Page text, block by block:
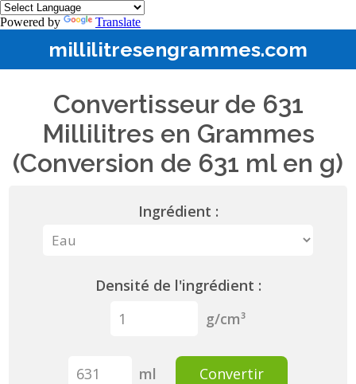
Powered by Translate
millilitresengrammes.com
Convertisseur de 631
Millilitres en Grammes
(Conversion de 631 ml en g)
Ingrédient :
Densité de l'ingrédient :
g/cm³
ml Convertir